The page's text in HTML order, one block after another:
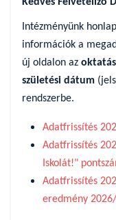
Intézményünk
információk a
új oldalon az
születési dátum
rendszerbe.
Adatfrissítés
Adatfrissítés
Iskolát!"
Adatfrissítés
eredmény